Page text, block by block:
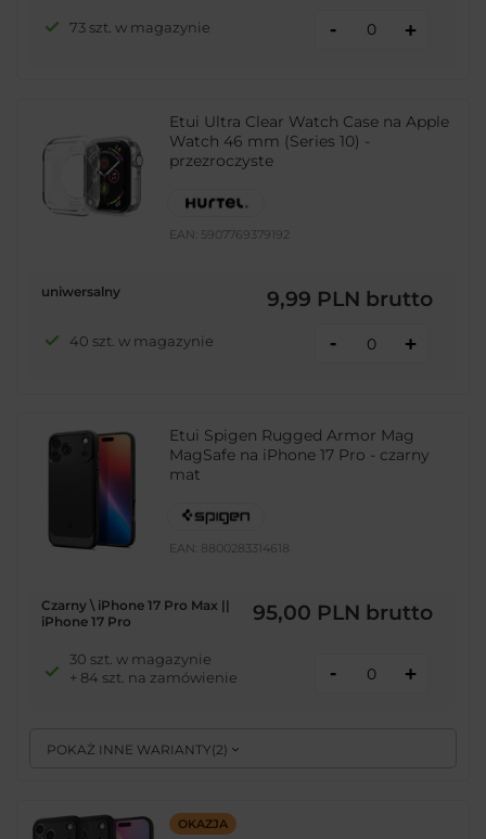
73 szt. w magazynie - +
Etui Ultra Clear Watch Case na Apple
Watch 46 mm (Series 10) -
przezroczyste
EAN: 5907769379192
uniwersalny 9,99 PLN brutto
40 szt. w magazynie - +
Etui Spigen Rugged Armor Mag
MagSafe na iPhone 17 Pro - czarny
mat
EAN: 8800283314618
POKAŻ INNE WARIANTY(2)
Czarny \ iPhone 17 Pro Max ||
iPhone 17 Pro
95,00 PLN brutto
30 szt. w magazynie
+ 84 szt. na zamówienie
- +
OKAZJA